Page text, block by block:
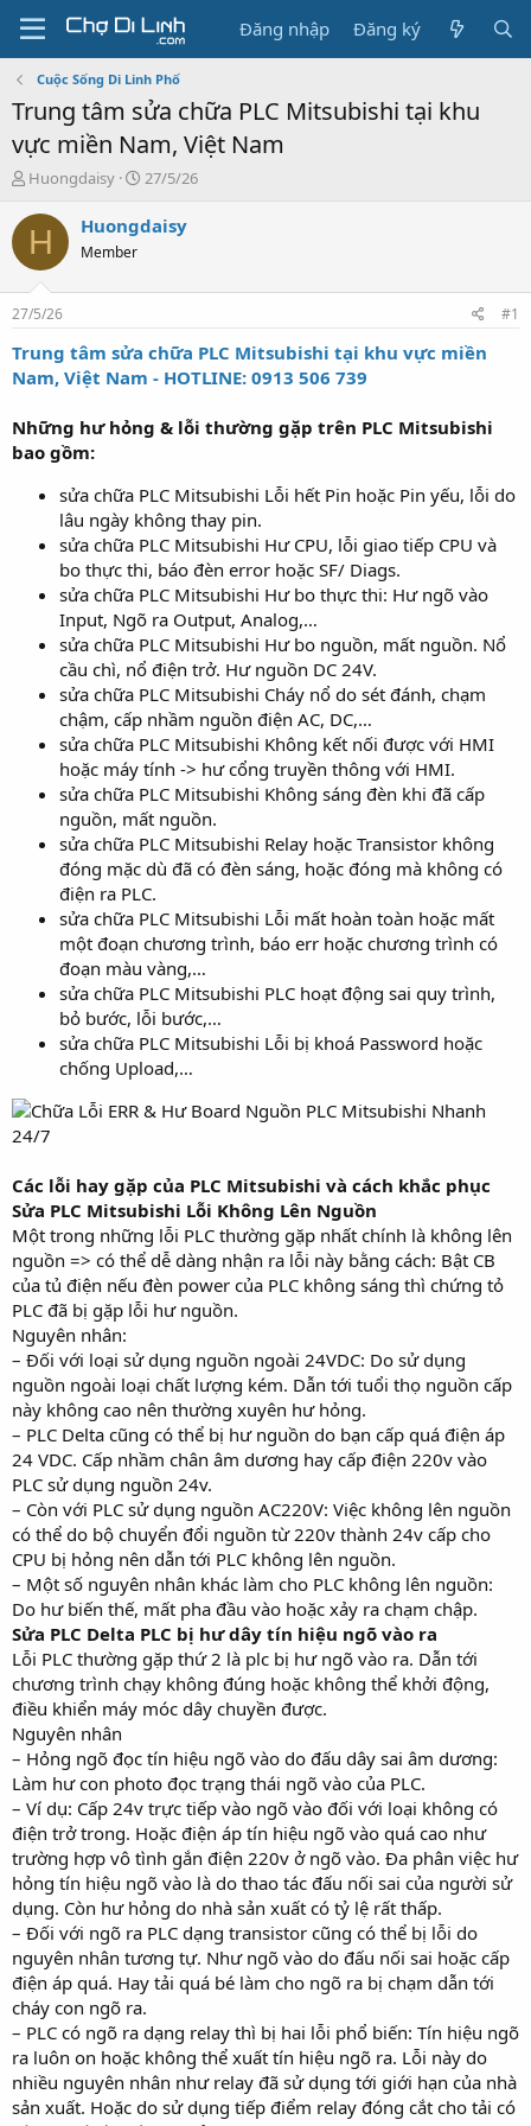
Đăng nhập Đăng ký
Cuộc Sống Di Linh Phố
Trung tâm sửa chữa PLC Mitsubishi tại khu
vực miền Nam, Việt Nam
T
r
e
a
s
t
a
t
r
Huongdaisy
N
à
27/5/26
H Huongdaisy
Member
27/5/26 #1
Trung tâm sửa chữa PLC Mitsubishi tại khu vực miền
Nam, Việt Nam - HOTLINE: 0913 506 739
Những hư hỏng & lỗi thường gặp trên PLC Mitsubishi
bao gồm:
sửa chữa PLC Mitsubishi Lỗi hết Pin hoặc Pin yếu, lỗi do
lâu ngày không thay pin.
sửa chữa PLC Mitsubishi Hư CPU, lỗi giao tiếp CPU và
bo thực thi, báo đèn error hoặc SF/ Diags.
sửa chữa PLC Mitsubishi Hư bo thực thi: Hư ngõ vào
Input, Ngõ ra Output, Analog,…
sửa chữa PLC Mitsubishi Hư bo nguồn, mất nguồn. Nổ
cầu chì, nổ điện trở. Hư nguồn DC 24V.
sửa chữa PLC Mitsubishi Cháy nổ do sét đánh, chạm
chậm, cấp nhầm nguồn điện AC, DC,…
sửa chữa PLC Mitsubishi Không kết nối được với HMI
hoặc máy tính -> hư cổng truyền thông với HMI.
sửa chữa PLC Mitsubishi Không sáng đèn khi đã cấp
nguồn, mất nguồn.
sửa chữa PLC Mitsubishi Relay hoặc Transistor không
đóng mặc dù đã có đèn sáng, hoặc đóng mà không có
điện ra PLC.
sửa chữa PLC Mitsubishi Lỗi mất hoàn toàn hoặc mất
một đoạn chương trình, báo err hoặc chương trình có
đoạn màu vàng,…
sửa chữa PLC Mitsubishi PLC hoạt động sai quy trình,
bỏ bước, lỗi bước,…
sửa chữa PLC Mitsubishi Lỗi bị khoá Password hoặc
chống Upload,…
Các lỗi hay gặp của PLC Mitsubishi và cách khắc phục
Sửa PLC Mitsubishi Lỗi Không Lên Nguồn
Một trong những lỗi PLC thường gặp nhất chính là không lên
nguồn => có thể dễ dàng nhận ra lỗi này bằng cách: Bật CB
của tủ điện nếu đèn power của PLC không sáng thì chứng tỏ
PLC đã bị gặp lỗi hư nguồn.
Nguyên nhân:
– Đối với loại sử dụng nguồn ngoài 24VDC: Do sử dụng
nguồn ngoài loại chất lượng kém. Dẫn tới tuổi thọ nguồn cấp
này không cao nên thường xuyên hư hỏng.
– PLC Delta cũng có thể bị hư nguồn do bạn cấp quá điện áp
24 VDC. Cấp nhầm chân âm dương hay cấp điện 220v vào
PLC sử dụng nguồn 24v.
– Còn với PLC sử dụng nguồn AC220V: Việc không lên nguồn
có thể do bộ chuyển đổi nguồn từ 220v thành 24v cấp cho
CPU bị hỏng nên dẫn tới PLC không lên nguồn.
– Một số nguyên nhân khác làm cho PLC không lên nguồn:
Do hư biến thế, mất pha đầu vào hoặc xảy ra chạm chập.
Sửa PLC Delta PLC bị hư dây tín hiệu ngõ vào ra
Lỗi PLC thường gặp thứ 2 là plc bị hư ngõ vào ra. Dẫn tới
chương trình chạy không đúng hoặc không thể khởi động,
điều khiển máy móc dây chuyền được.
Nguyên nhân
– Hỏng ngõ đọc tín hiệu ngõ vào do đấu dây sai âm dương:
Làm hư con photo đọc trạng thái ngõ vào của PLC.
– Ví dụ: Cấp 24v trực tiếp vào ngõ vào đối với loại không có
điện trở trong. Hoặc điện áp tín hiệu ngõ vào quá cao như
trường hợp vô tình gắn điện 220v ở ngõ vào. Đa phân việc hư
hỏng tín hiệu ngõ vào là do thao tác đấu nối sai của người sử
dụng. Còn hư hỏng do nhà sản xuất có tỷ lệ rất thấp.
– Đối với ngõ ra PLC dạng transistor cũng có thể bị lỗi do
nguyên nhân tương tự. Như ngõ vào do đấu nối sai hoặc cấp
điện áp quá. Hay tải quá bé làm cho ngõ ra bị chạm dẫn tới
cháy con ngõ ra.
– PLC có ngõ ra dạng relay thì bị hai lỗi phổ biến: Tín hiệu ngõ
ra luôn on hoặc không thể xuất tín hiệu ngõ ra. Lỗi này do
nhiều nguyên nhân như relay đã sử dụng tới giới hạn của nhà
sản xuất. Hoặc do sử dụng tiếp điểm relay đóng cắt cho tải có